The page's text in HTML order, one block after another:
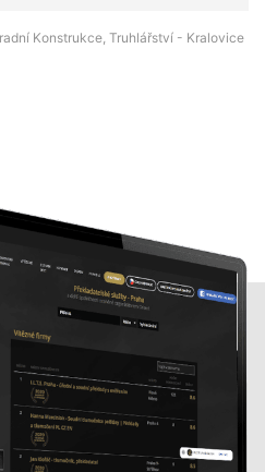
Konstrukce, Truhlářství - Kralovice